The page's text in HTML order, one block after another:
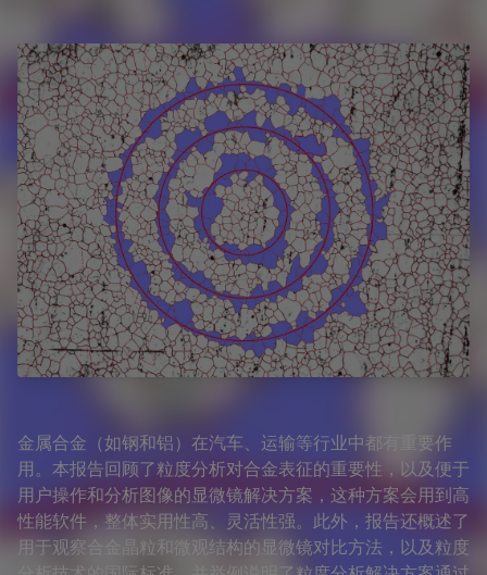
金属合金（如钢和铝）在汽车、运输等行业中都有重要作
用。本报告回顾了粒度分析对合金表征的重要性，以及便于
用户操作和分析图像的显微镜解决方案，这种方案会用到高
性能软件，整体实用性高、灵活性强。此外，报告还概述了
用于观察合金晶粒和微观结构的显微镜对比方法，以及粒度